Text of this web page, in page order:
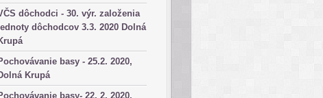
dôchodci - 30. výr. založenia
dôchodcov 3.3. 2020 Dolná
basy - 25.2. 2020,
Krupá
basy- 22. 2. 2020,